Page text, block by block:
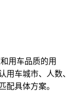
用车品质的用
车城市、人数、
具体方案。